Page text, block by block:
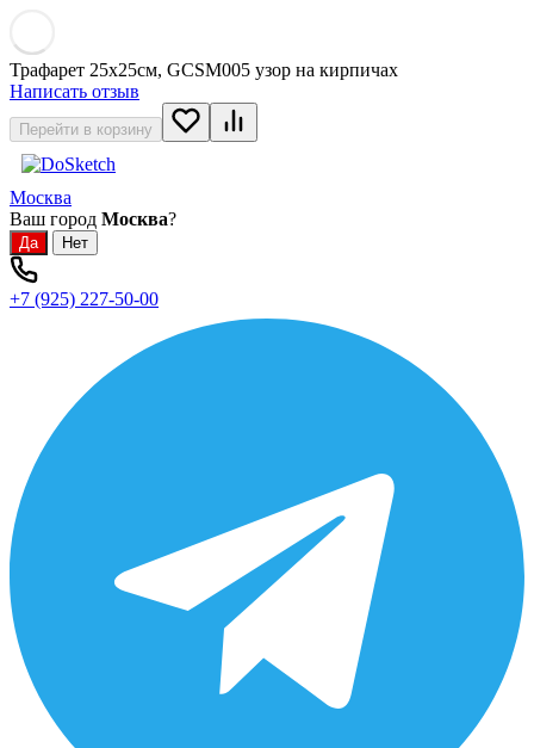
Трафарет 25х25см, GCSM005 узор на кирпичах
Написать отзыв
Перейти в корзину
Москва
Ваш город Москва?
+7 (925) 227-50-00